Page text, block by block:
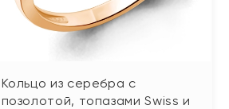
Кольцо из серебра с
позолотой, топазами Swiss и